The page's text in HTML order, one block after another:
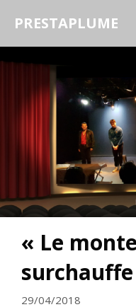
PRESTAPLUME
« Le
29/04/2018